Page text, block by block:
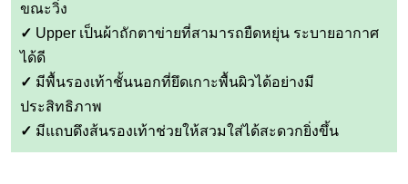
ขณะวิ่ง
✓ Upper เป็นผ้าถักตาข่ายที่สามารถยืดหยุ่น ระบายอากาศ
ได้ดี
✓ มีพื้นรองเท้าชั้นนอกที่ยึดเกาะพื้นผิวได้อย่างมี
ประสิทธิภาพ
✓ มีแถบดึงส้นรองเท้าช่วยให้สวมใส่ได้สะดวกยิ่งขึ้น